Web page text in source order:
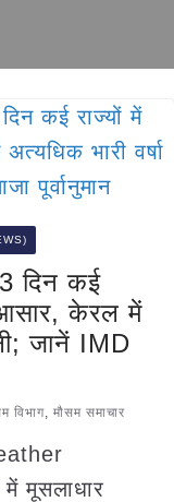
दिन कई
आसार, केरल में
जानें IMD
विभाग, मौसम समाचार
मूसलाधार